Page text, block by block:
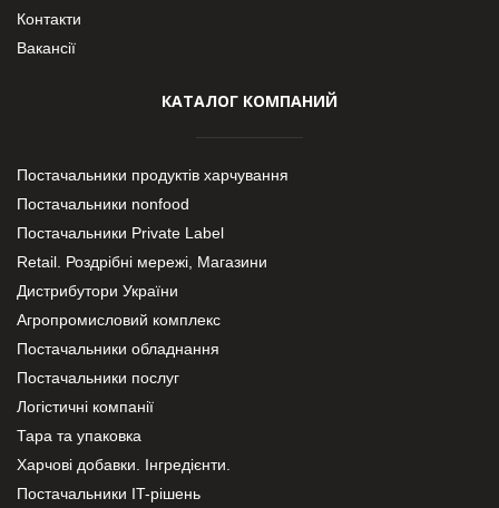
Контакти
Вакансії
КАТАЛОГ КОМПАНИЙ
Постачальники продуктів харчування
Постачальники nonfood
Постачальники Private Label
Retail. Роздрібні мережі, Магазини
Дистрибутори України
Агропромисловий комплекс
Постачальники обладнання
Постачальники послуг
Логістичні компанії
Тара та упаковка
Харчові добавки. Інгредієнти.
Постачальники IT-рішень